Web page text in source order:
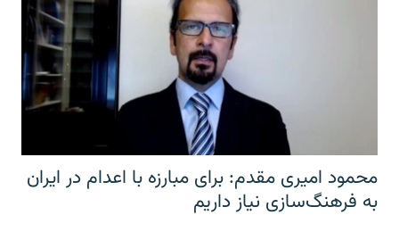
محمود امیری مقدم: برای مبارزه با اعدام در ایران
به فرهنگ‌سازی نیاز داریم